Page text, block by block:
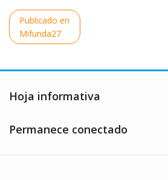
Navegación
de
entradas
Publicado en
Mifunda27
Hoja informativa
Permanece conectado